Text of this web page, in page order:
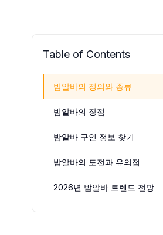
Table of Contents
밤알바의 정의와 종류
밤알바의 장점
밤알바 구인 정보 찾기
밤알바의 도전과 유의점
2026년 밤알바 트렌드 전망